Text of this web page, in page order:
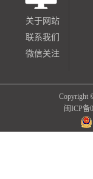
关于网站
联系我们
微信关注
Copyright
闽ICP备